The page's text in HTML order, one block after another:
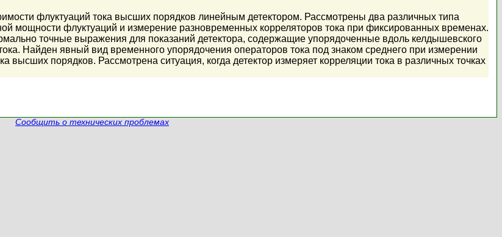
флуктуаций тока высших порядков линейным детектором. Рассмотрены два различных типа
мощности флуктуаций и измерение разновременных корреляторов тока при фиксированных временах.
точные выражения для показаний детектора, содержащие упорядоченные вдоль келдышевского
Найден явный вид временного упорядочения операторов тока под знаком среднего при измерении
высших порядков. Рассмотрена ситуация, когда детектор измеряет корреляции тока в различных точках
Сообщить о технических проблемах